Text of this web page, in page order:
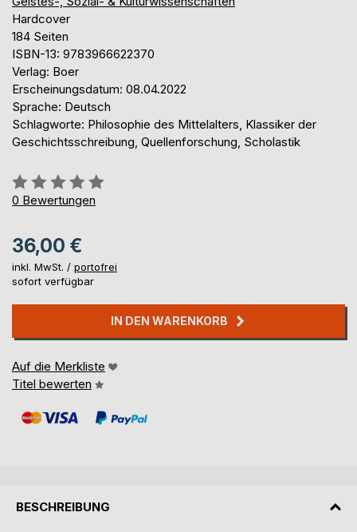
Hardcover
184 Seiten
ISBN-13: 9783966622370
Verlag: Boer
Erscheinungsdatum: 08.04.2022
Sprache: Deutsch
Schlagworte: Philosophie des Mittelalters, Klassiker der
Geschichtsschreibung, Quellenforschung, Scholastik
Bewertung::
0%
0 Bewertungen
36,00 €
inkl. MwSt. / portofrei
sofort verfügbar
IN DEN WARENKORB
Auf die Merkliste
Titel bewerten
BESCHREIBUNG